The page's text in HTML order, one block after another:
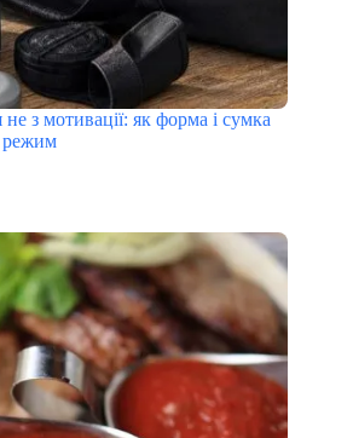
не з мотивації: як форма і сумка
режим